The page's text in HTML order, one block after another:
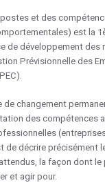
et des
est la
de développement des
Prévisionnelle des
de changement
des compétences
de décrire précisément
la façon dont le
et agir pour.